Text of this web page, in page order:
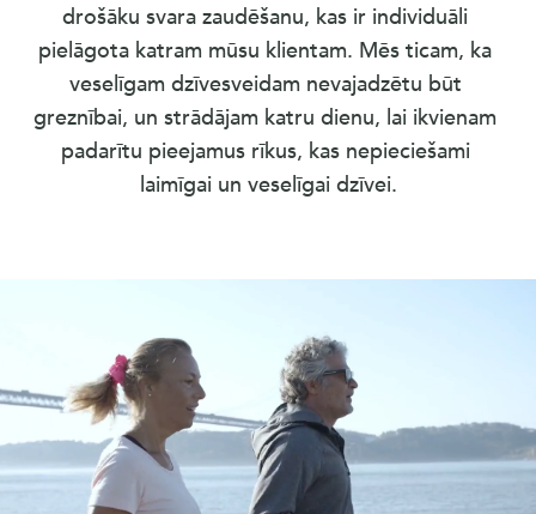
drošāku svara zaudēšanu, kas ir individuāli
pielāgota katram mūsu klientam. Mēs ticam, ka
veselīgam dzīvesveidam nevajadzētu būt
greznībai, un strādājam katru dienu, lai ikvienam
padarītu pieejamus rīkus, kas nepieciešami
laimīgai un veselīgai dzīvei.